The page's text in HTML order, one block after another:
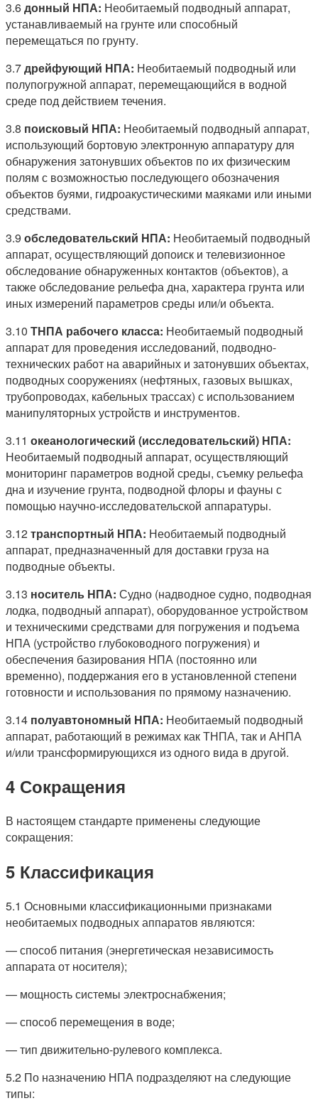
3.6донный НПА: Необитаемый подводный аппарат,
устанавливаемый на грунте или способный
перемещаться по грунту.
3.7дрейфующий НПА: Необитаемый подводный или
полупогружной аппарат, перемещающийся в водной
среде под действием течения.
3.8 поисковый НПА: Необитаемый подводный аппарат,
использующий бортовую электронную аппаратуру для
обнаружения затонувших объектов по их физическим
полям с возможностью последующего обозначения
объектов буями, гидроакустическими маяками или иными
средствами.
3.9 обследовательский НПА: Необитаемый подводный
аппарат, осуществляющий допоиск и телевизионное
обследование обнаруженных контактов (объектов), а
также обследование рельефа дна, характера грунта или
иных измерений параметров среды или/и объекта.
3.10 ТНПА рабочего класса: Необитаемый подводный
аппарат для проведения исследований, подводно-
технических работ на аварийных и затонувших объектах,
подводных сооружениях (нефтяных, газовых вышках,
трубопроводах, кабельных трассах) с использованием
манипуляторных устройств и инструментов.
3.11 океанологический (исследовательский) НПА:
Необитаемый подводный аппарат, осуществляющий
мониторинг параметров водной среды, съемку рельефа
дна и изучение грунта, подводной флоры и фауны с
помощью научно-исследовательской аппаратуры.
3.12транспортный НПА: Необитаемый подводный
аппарат, предназначенный для доставки груза на
подводные объекты.
3.13 носитель НПА: Судно (надводное судно, подводная
лодка, подводный аппарат), оборудованное устройством
и техническими средствами для погружения и подъема
НПА (устройство глубоководного погружения) и
обеспечения базирования НПА (постоянно или
временно), поддержания его в установленной степени
готовности и использования по прямому назначению.
3.14 полуавтономный НПА: Необитаемый подводный
аппарат, работающий в режимах как ТНПА, так и АНПА
и/или трансформирующихся из одного вида в другой.
4 Сокращения
В настоящем стандарте применены следующие
сокращения:
5 Классификация
5.1 Основными классификационными признаками
необитаемых подводных аппаратов являются:
— способ питания (энергетическая независимость
аппарата от носителя);
— мощность системы электроснабжения;
— способ перемещения в воде;
— тип движительно-рулевого комплекса.
5.2 По назначению НПА подразделяют на следующие
типы: